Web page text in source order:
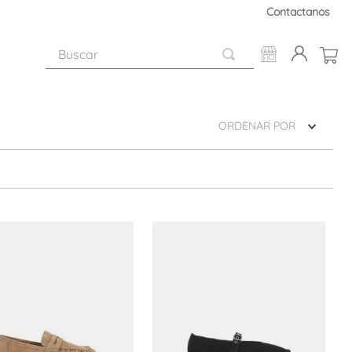
Contactanos
ORDENAR POR